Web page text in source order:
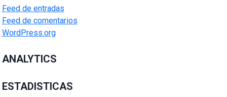
Feed de entradas
Feed de comentarios
WordPress.org
ANALYTICS
ESTADISTICAS